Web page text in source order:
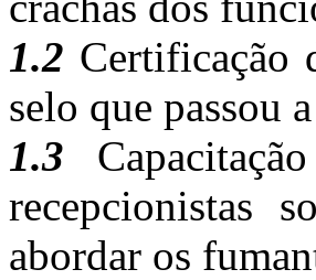
1.2 Certificação
selo que passou
1.3
recepcionistas
abordar os